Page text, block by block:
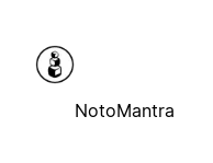
NotoMantra